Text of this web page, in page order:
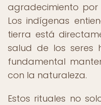
agradecimiento
Los indígenas
tierra está
salud de los seres
fundamental
con la naturaleza.
Estos rituales no